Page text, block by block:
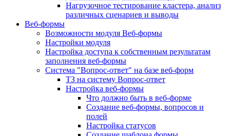
Нагрузочное тестирование кластера, анализ
различных сценариев и выводы
Веб-формы
Возможности модуля Веб-формы
Настройки модуля
Настройка доступа к собственным результатам
заполнения веб-формы
Система "Вопрос-ответ" на базе веб-форм
ТЗ на систему Вопрос-ответ
Настройка веб-формы
Что должно быть в веб-форме
Создание веб-формы, вопросов и
полей
Настройка статусов